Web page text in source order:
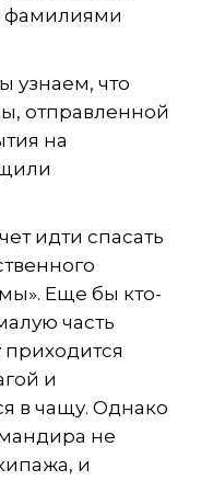
фамилиями
узнаем, что
отправленной
на
идти спасать
Еще бы кто-
часть
и
в чащу. Однако
не
и